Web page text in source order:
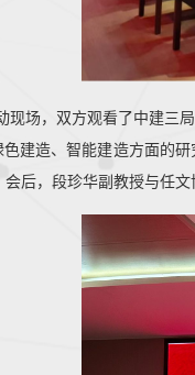
现场，双方观看了中建三
色建造、智能建造方面的
会后，段珍华副教授与任